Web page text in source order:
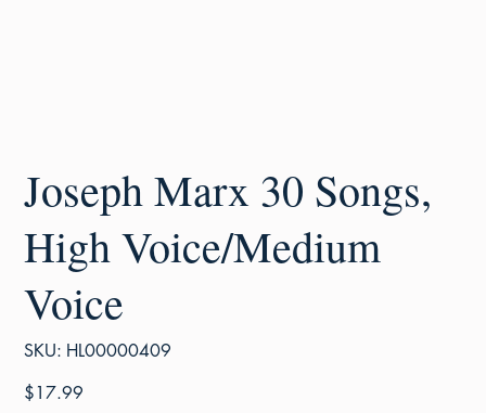
Joseph Marx 30 Songs,
High Voice/Medium
Voice
SKU: SKU
HL00000409
HL00000409
Price
$17.99